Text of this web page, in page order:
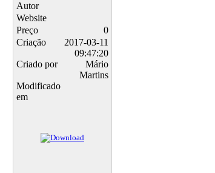
Autor
Website
Preço
0
Criação
2017-03-11
09:47:20
Criado por
Mário
Martins
Modificado
em